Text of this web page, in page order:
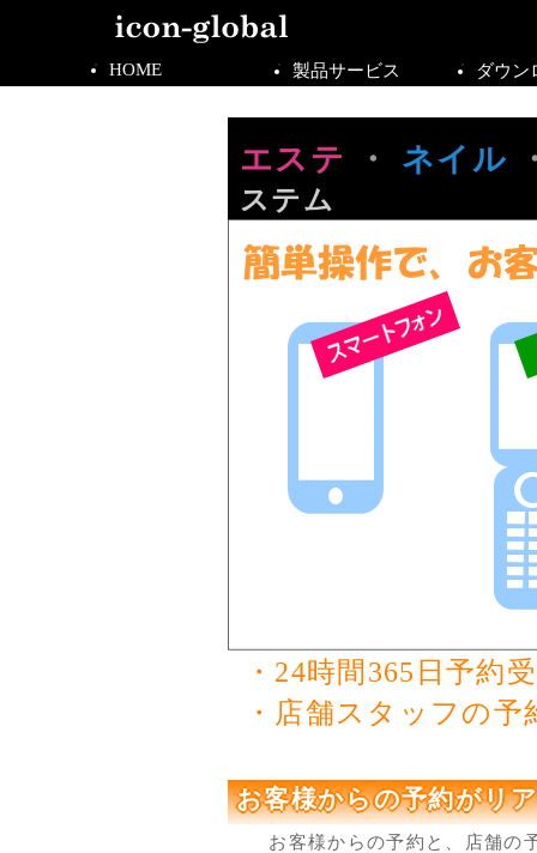
HOME 製品サービス ダウン
エステ ・ ネイル
ステム
・24時間365日予約
・店舗スタッフの
お客様からの予約がリ
お客様からの予約と、店舗の